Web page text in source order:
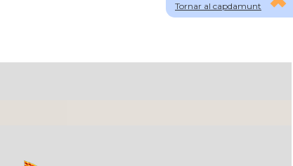
Tornar al capdamunt